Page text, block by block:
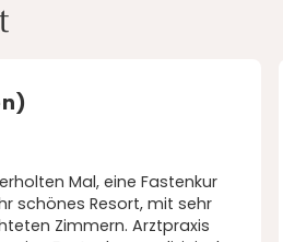
Mal, eine Fastenkur
schönes Resort, mit sehr
Zimmern. Arztpraxis